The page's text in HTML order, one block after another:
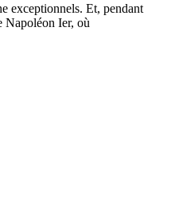
exceptionnels. Et, pendant
Napoléon Ier, où